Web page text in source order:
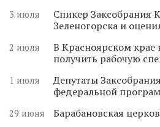
3 июля
Спикер Заксобрания
Зеленогорска и
2 июля
В Красноярском крае
получить рабочую
1 июля
Депутаты
федеральной
29 июня Барабановская